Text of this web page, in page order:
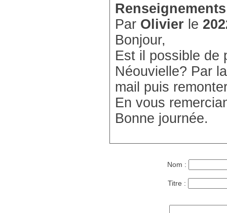
Renseignements
Par Olivier le
Bonjour,
Est il possible de
Néouvielle? Par
mail puis
En vous
Bonne journée.
Nom :
Titre :